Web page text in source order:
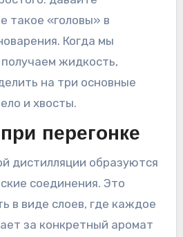
такое «головы» в
Когда мы
жидкость,
на три основные
и хвосты.
перегонке
дистилляции образуются
соединения. Это
в виде слоев, где каждое
за конкретный аромат